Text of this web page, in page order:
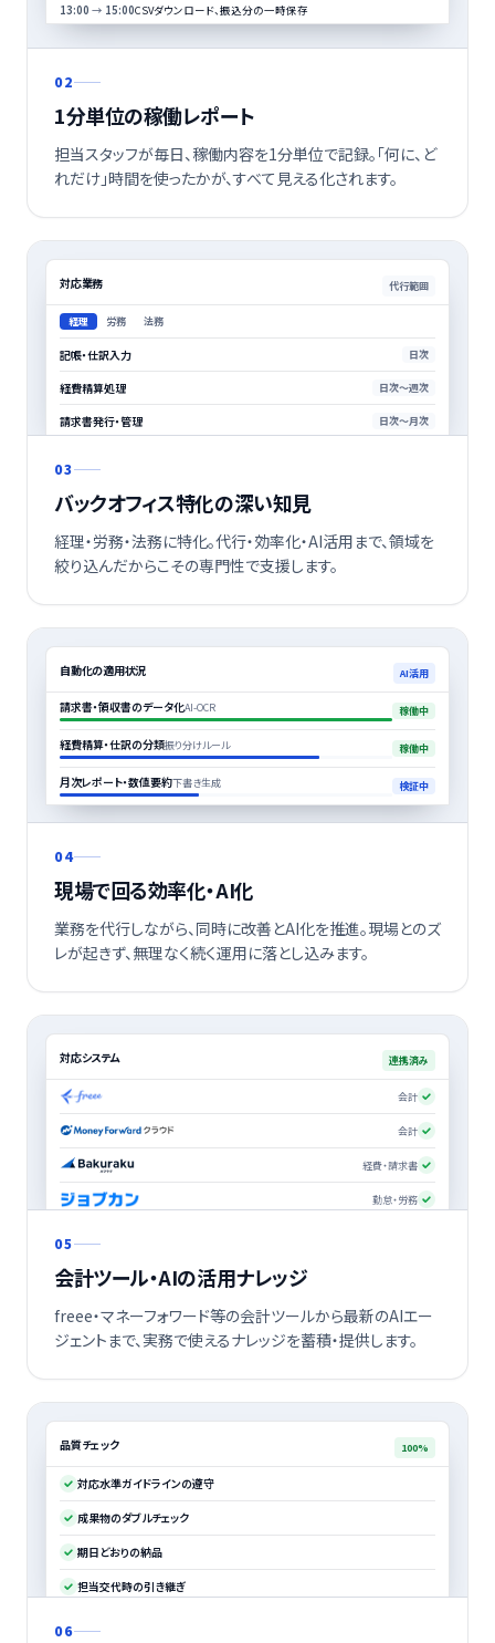
13:00 → 15:00CSVダウンロード、振込分の一時保存
02
1分単位の稼働レポート
担当スタッフが毎日、稼働内容を1分単位で記録。「何に、ど
れだけ」時間を使ったかが、すべて見える化されます。
対応業務 代行範囲
経理 労務 法務
記帳・仕訳入力 日次
経費精算処理 日次〜週次
請求書発行・管理 日次〜月次
03
バックオフィス特化の深い知見
経理・労務・法務に特化。代行・効率化・AI活用まで、領域を
絞り込んだからこその専門性で支援します。
自動化の適用状況 AI活用
請求書・領収書のデータ化AI-OCR 稼働中
経費精算・仕訳の分類振り分けルール 稼働中
月次レポート・数値要約下書き生成 検証中
04
現場で回る効率化・AI化
業務を代行しながら、同時に改善とAI化を推進。現場とのズ
レが起きず、無理なく続く運用に落とし込みます。
対応システム 連携済み
会計
会計
経費・請求書
勤怠・労務
05
会計ツール・AIの活用ナレッジ
freee・マネーフォワード等の会計ツールから最新のAIエー
ジェントまで、実務で使えるナレッジを蓄積・提供します。
品質チェック 100%
対応水準ガイドラインの遵守
成果物のダブルチェック
期日どおりの納品
担当交代時の引き継ぎ
06